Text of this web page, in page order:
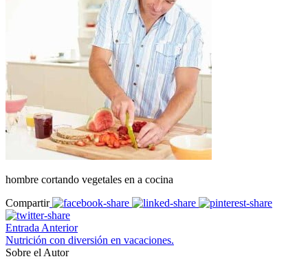
hombre cortando vegetales en a cocina
Compartir
Entrada Anterior
Nutrición con diversión en vacaciones.
Sobre el Autor